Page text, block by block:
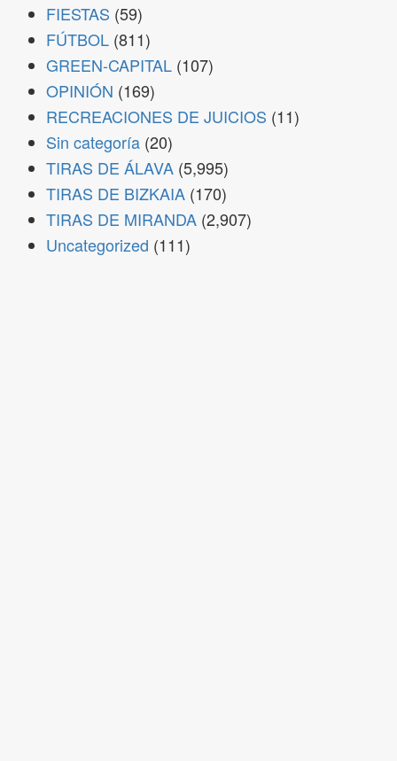
FIESTAS (59)
FÚTBOL (811)
GREEN-CAPITAL (107)
OPINIÓN (169)
RECREACIONES DE JUICIOS (11)
Sin categoría (20)
TIRAS DE ÁLAVA (5,995)
TIRAS DE BIZKAIA (170)
TIRAS DE MIRANDA (2,907)
Uncategorized (111)